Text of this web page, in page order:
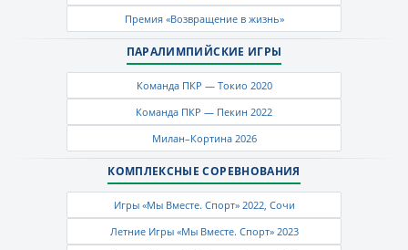
Премия «Возвращение в жизнь»
ПАРАЛИМПИЙСКИЕ ИГРЫ
Команда ПКР — Токио 2020
Команда ПКР — Пекин 2022
Милан–Кортина 2026
КОМПЛЕКСНЫЕ СОРЕВНОВАНИЯ
Игры «Мы Вместе. Спорт» 2022, Сочи
Летние Игры «Мы Вместе. Спорт» 2023